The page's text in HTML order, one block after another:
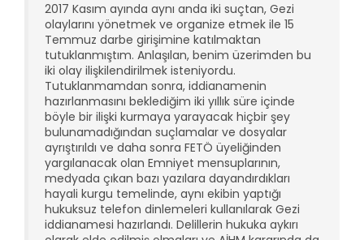
2017 Kasım ayında aynı anda iki suçtan, Gezi
olaylarını yönetmek ve organize etmek ile 15
Temmuz darbe girişimine katılmaktan
tutuklanmıştım. Anlaşılan, benim üzerimden bu
iki olay ilişkilendirilmek isteniyordu.
Tutuklanmamdan sonra, iddianamenin
hazırlanmasını beklediğim iki yıllık süre içinde
böyle bir ilişki kurmaya yarayacak hiçbir şey
bulunamadığından suçlamalar ve dosyalar
ayrıştırıldı ve daha sonra FETÖ üyeliğinden
yargılanacak olan Emniyet mensuplarının,
medyada çıkan bazı yazılara dayandırdıkları
hayali kurgu temelinde, aynı ekibin yaptığı
hukuksuz telefon dinlemeleri kullanılarak Gezi
iddianamesi hazırlandı. Delillerin hukuka aykırı